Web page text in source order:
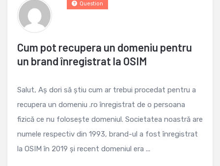
Cum pot recupera un domeniu pentru
un brand înregistrat la OSIM
Question
Salut, Aș dori să știu cum ar trebui procedat pentru a
recupera un domeniu .ro înregistrat de o persoana
fizică ce nu folosește domeniul. Societatea noastră are
numele respectiv din 1993, brand-ul a fost înregistrat
la OSIM în 2019 și recent domeniul era ...